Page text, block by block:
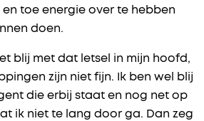
toe energie over te hebben
doen.
blij met dat letsel in mijn hoofd,
zijn niet fijn. Ik ben wel blij
die erbij staat en nog net op
ik niet te lang door ga. Dan zeg